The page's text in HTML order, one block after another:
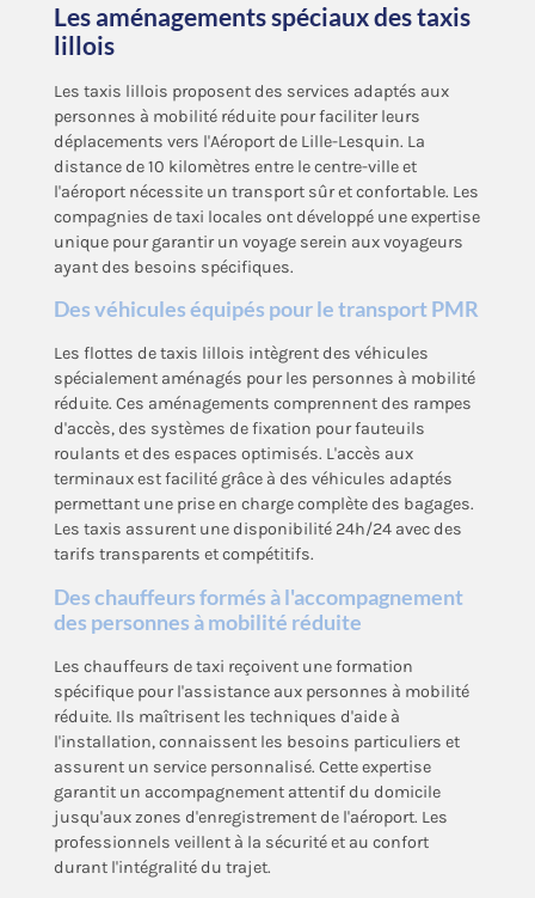
Les aménagements spéciaux des taxis
lillois
Les taxis lillois proposent des services adaptés aux
personnes à mobilité réduite pour faciliter leurs
déplacements vers l'Aéroport de Lille-Lesquin. La
distance de 10 kilomètres entre le centre-ville et
l'aéroport nécessite un transport sûr et confortable. Les
compagnies de taxi locales ont développé une expertise
unique pour garantir un voyage serein aux voyageurs
ayant des besoins spécifiques.
Des véhicules équipés pour le transport PMR
Les flottes de taxis lillois intègrent des véhicules
spécialement aménagés pour les personnes à mobilité
réduite. Ces aménagements comprennent des rampes
d'accès, des systèmes de fixation pour fauteuils
roulants et des espaces optimisés. L'accès aux
terminaux est facilité grâce à des véhicules adaptés
permettant une prise en charge complète des bagages.
Les taxis assurent une disponibilité 24h/24 avec des
tarifs transparents et compétitifs.
Des chauffeurs formés à l'accompagnement
des personnes à mobilité réduite
Les chauffeurs de taxi reçoivent une formation
spécifique pour l'assistance aux personnes à mobilité
réduite. Ils maîtrisent les techniques d'aide à
l'installation, connaissent les besoins particuliers et
assurent un service personnalisé. Cette expertise
garantit un accompagnement attentif du domicile
jusqu'aux zones d'enregistrement de l'aéroport. Les
professionnels veillent à la sécurité et au confort
durant l'intégralité du trajet.